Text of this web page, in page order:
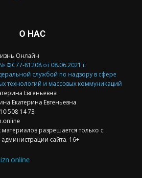
О НАС
ФС77-81208 от 08.06.2021 г.
службой по надзору в сфере
технологий и массовых коммуникаций
Евгеньевна
Екатерина Евгеньевна
508 14 73
материалов разрешается только с
сайта. 16+